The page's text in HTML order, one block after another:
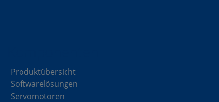
Produktübersicht
Softwarelösungen
Servomotoren